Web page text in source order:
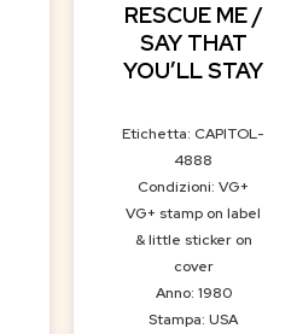
RESCUE ME /
SAY THAT
YOU’LL STAY
Etichetta: CAPITOL-
4888
Condizioni: VG+
VG+ stamp on label
& little sticker on
cover
Anno: 1980
Stampa: USA